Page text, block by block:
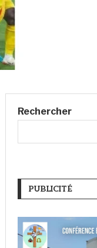
Rechercher
PUBLICITÉ